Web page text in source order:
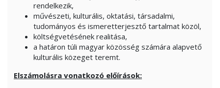
rendelkezik,
művészeti, kulturális, oktatási, társadalmi,
tudományos és ismeretterjesztő tartalmat közöl,
költségvetésének realitása,
a határon túli magyar közösség számára alapvető
kulturális közeget teremt.
Elszámolásra vonatkozó előírások: